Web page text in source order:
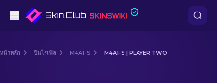
หน้าหลัก ปืนไรเฟิล M4A1-S M4A1-S | PLAYER TWO